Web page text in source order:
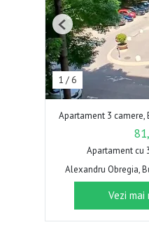
1 / 6
Previous
Apartament 3 camere,
Apartament cu
Alexandru Obregia,
Vezi